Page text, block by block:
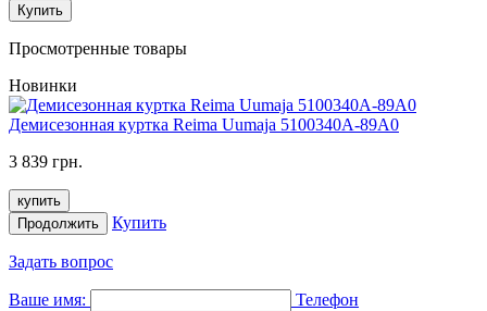
Купить
Просмотренные товары
Новинки
Демисезонная куртка Reima Uumaja 5100340A-89A0
3 839 грн.
купить
Продолжить
Купить
Задать вопрос
Ваше имя:
Телефон